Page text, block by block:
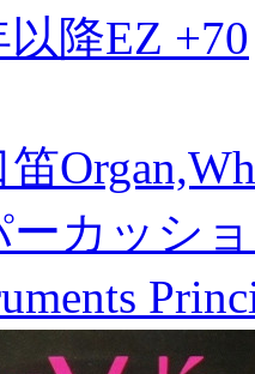
以降EZ +70
笛
ーカッシ